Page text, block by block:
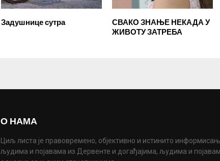
Задушнице сутра
СВАКО ЗНАЊЕ НЕКАДА У
ЖИВОТУ ЗАТРЕБА
О НАМА
Циљ листа је правовремено, објективно и истинито
људима и појавама из Дервенте и догађајима, људима и